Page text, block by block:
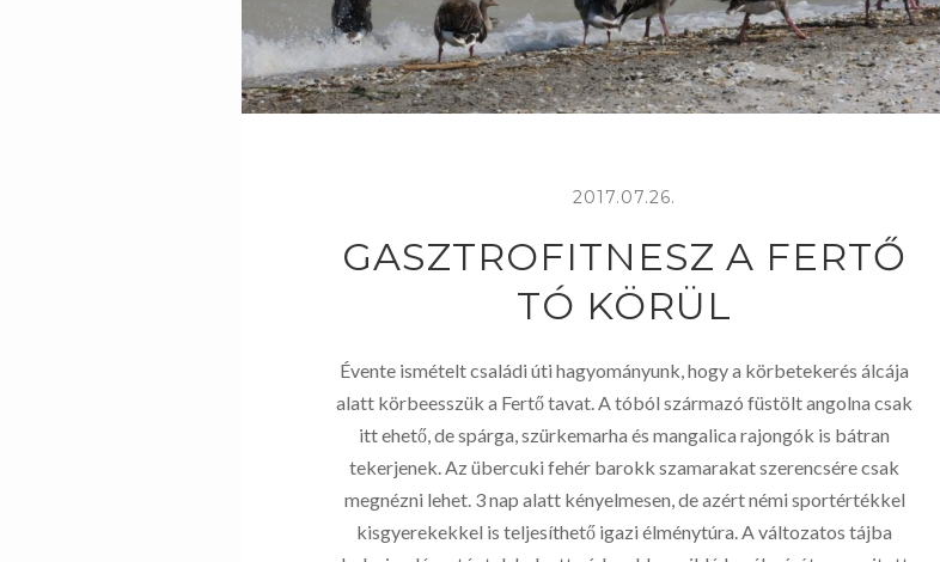
2017.07.26.
GASZTROFITNESZ A FERTŐ
TÓ KÖRÜL
Évente ismételt családi úti hagyományunk, hogy a körbetekerés álcája
alatt körbeesszük a Fertő tavat. A tóból származó füstölt angolna csak
itt ehető, de spárga, szürkemarha és mangalica rajongók is bátran
tekerjenek. Az übercuki fehér barokk szamarakat szerencsére csak
megnézni lehet. 3 nap alatt kényelmesen, de azért némi sportértékkel
kisgyerekekkel is teljesíthető igazi élménytúra. A változatos tájba